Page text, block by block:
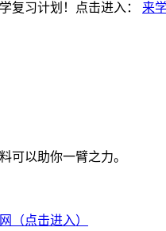
复习计划！点击进入： 来
可以助你一臂之力。
（点击进入）